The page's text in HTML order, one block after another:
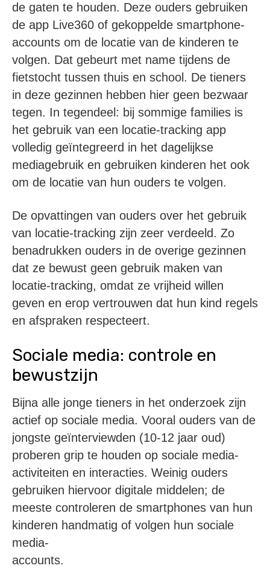
de gaten te houden. Deze ouders gebruiken
de app Live360 of gekoppelde smartphone-
accounts om de locatie van de kinderen te
volgen. Dat gebeurt met name tijdens de
fietstocht tussen thuis en school. De tieners
in deze gezinnen hebben hier geen bezwaar
tegen. In tegendeel: bij sommige families is
het gebruik van een locatie-tracking app
volledig geïntegreerd in het dagelijkse
mediagebruik en gebruiken kinderen het ook
om de locatie van hun ouders te volgen.
De opvattingen van ouders over het gebruik
van locatie-tracking zijn zeer verdeeld. Zo
benadrukken ouders in de overige gezinnen
dat ze bewust geen gebruik maken van
locatie-tracking, omdat ze vrijheid willen
geven en erop vertrouwen dat hun kind regels
en afspraken respecteert.
Sociale media: controle en
bewustzijn
Bijna alle jonge tieners in het onderzoek zijn
actief op sociale media. Vooral ouders van de
jongste geïnterviewden (10-12 jaar oud)
proberen grip te houden op sociale media-
activiteiten en interacties. Weinig ouders
gebruiken hiervoor digitale middelen; de
meeste controleren de smartphones van hun
kinderen handmatig of volgen hun sociale
media-
accounts.